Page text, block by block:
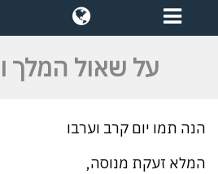
תפריט globe
על שאול המלך
הנה תמו יום קרב וערבו
המלא זעקת מנוסה,